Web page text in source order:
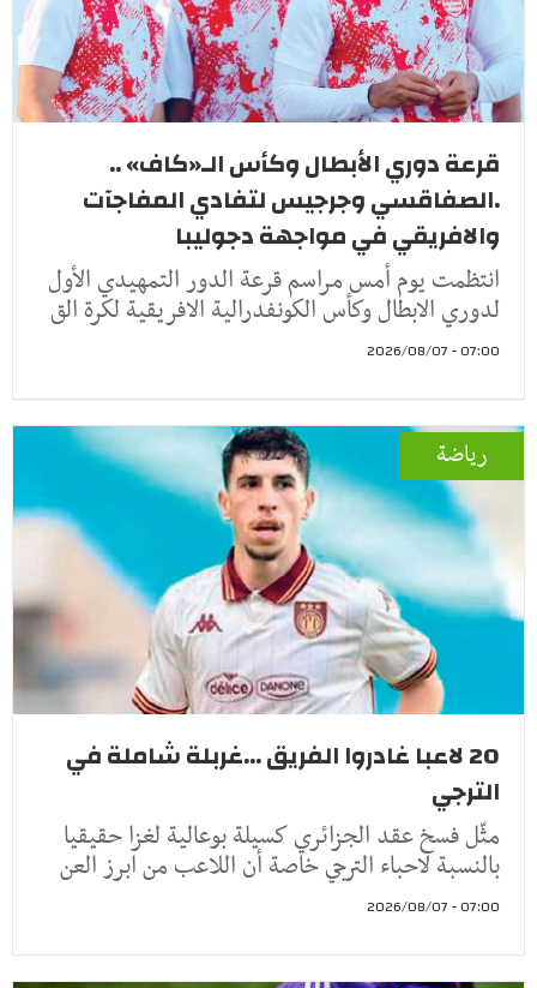
قرعة دوري الأبطال وكأس الـ«كاف» ..
.الصفاقسي وجرجيس لتفادي المفاجآت
والافريقي في مواجهة دجوليبا
انتظمت يوم أمس مراسم قرعة الدور التمهيدي الأول
لدوري الابطال وكأس الكونفدرالية الافريقية لكرة الق
07:00 - 2026/08/07
رياضة
20 لاعبا غادروا الفريق ...غربلة شاملة في
الترجي
مثّل فسخ عقد الجزائري كسيلة بوعالية لغزا حقيقيا
بالنسبة لاحباء الترجي خاصة أن اللاعب من ابرز العن
07:00 - 2026/08/07